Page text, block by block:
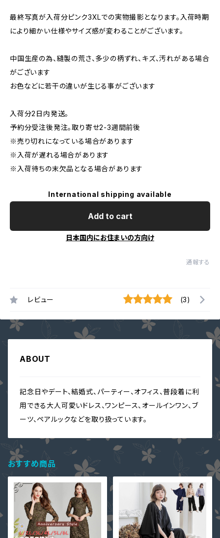
最終写真が入荷分ピンク3XLでの実物撮影となります。入荷時期
により細かい仕様やサイズ感が変わることがございます。
中国生産の為、縫製の荒さ、多少の柄ずれ、キズ、汚れがある場合
がございます
お色などに若干の違いが生じる事がございます
入荷分2日内発送。
予約分受注後発注。取り寄せ2-3週間前後
※売り切れになっている場合があります
※入荷が遅れる場合があります
※入荷待ちの末欠品となる場合があります
International shipping available
Add to cart
日本国内にお住まいの方向け
通報する
レビュー (3)
ABOUT
記念日やデート、結婚式、パーティー、オフィス、普段着に利
用できる大人可愛いドレス、ワンピース、オールインワン、ブ
ーツ、ペアルックなどを取り扱っています。
おすすめ商品